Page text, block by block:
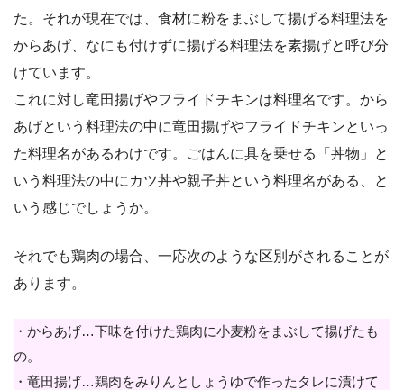
た。それが現在では、食材に粉をまぶして揚げる料理法を
からあげ、なにも付けずに揚げる料理法を素揚げと呼び分
けています。
これに対し竜田揚げやフライドチキンは料理名です。から
あげという料理法の中に竜田揚げやフライドチキンといっ
た料理名があるわけです。ごはんに具を乗せる「丼物」と
いう料理法の中にカツ丼や親子丼という料理名がある、と
いう感じでしょうか。
それでも鶏肉の場合、一応次のような区別がされることが
あります。
・からあげ…下味を付けた鶏肉に小麦粉をまぶして揚げたも
の。
・竜田揚げ…鶏肉をみりんとしょうゆで作ったタレに漬けて